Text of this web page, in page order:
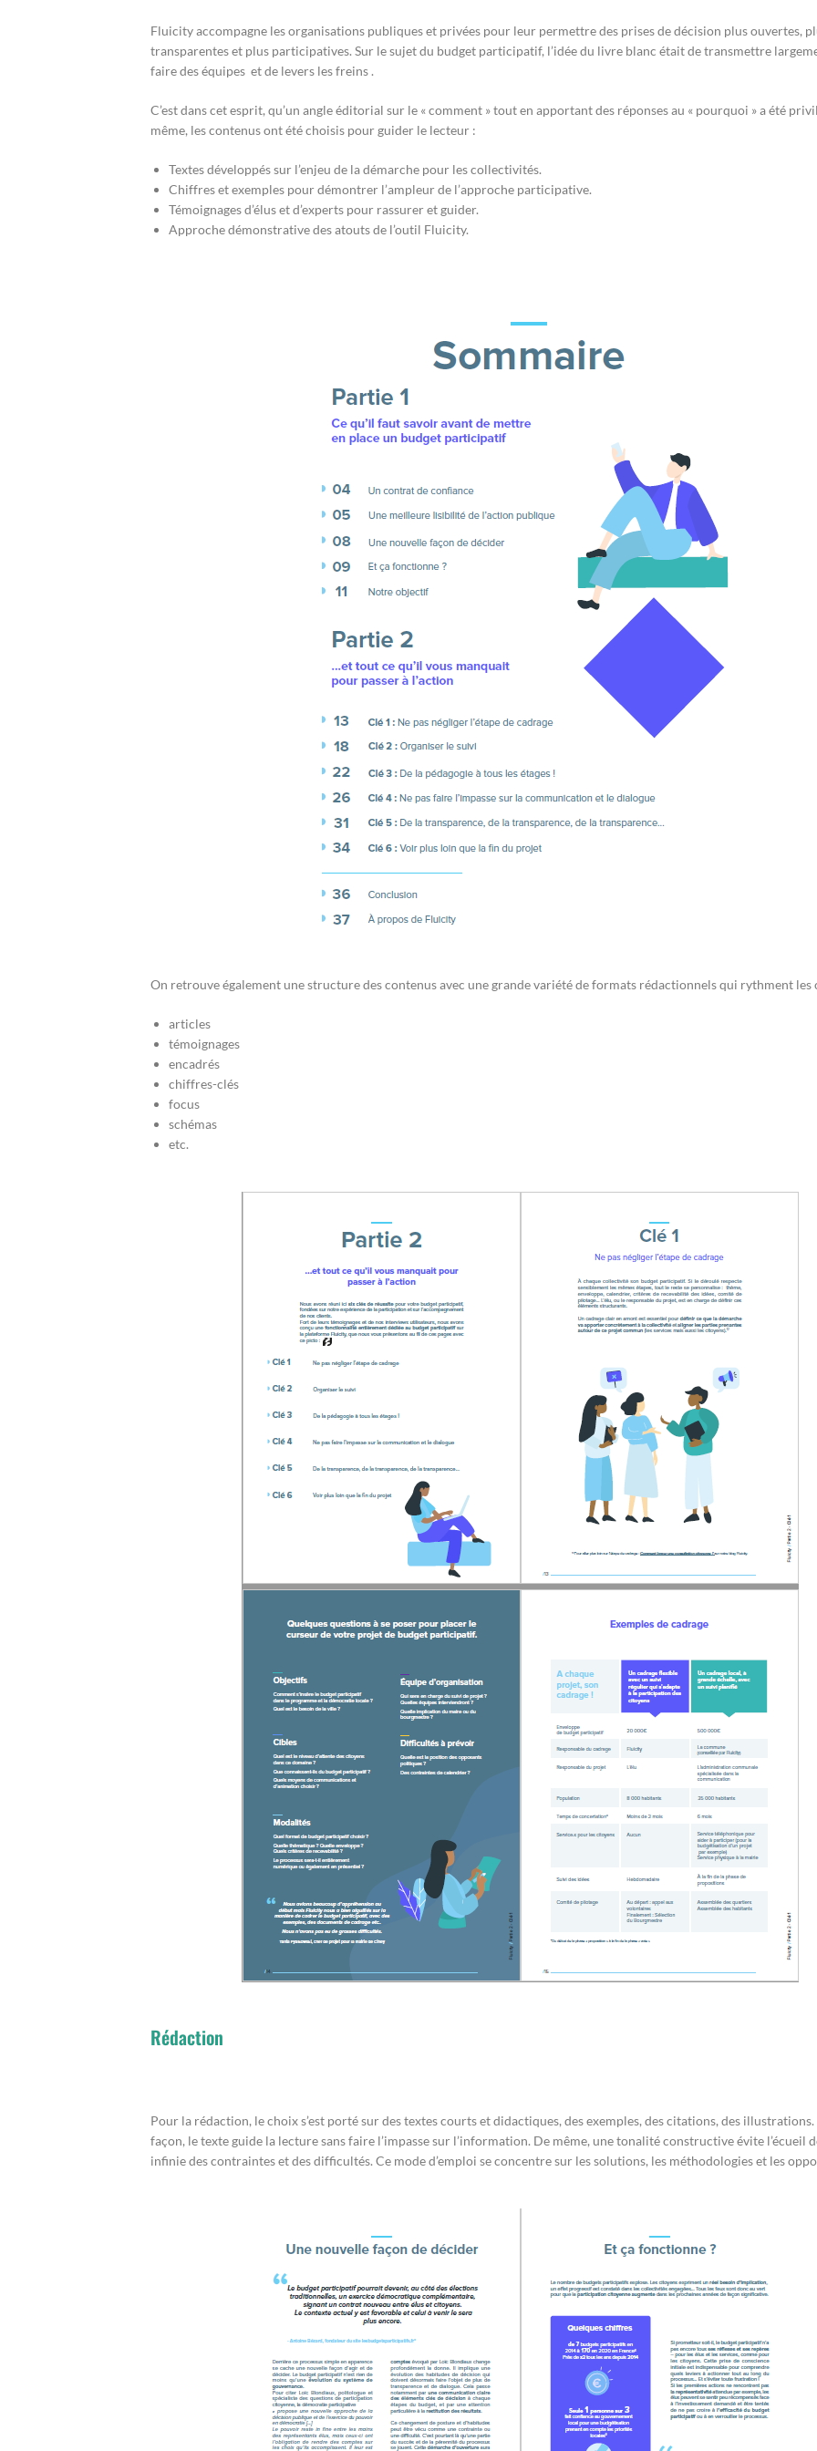
Fluicity accompagne les organisations publiques et privées pour leur permettre des prises de décision plus ouvertes,
transparentes et plus participatives. Sur le sujet du budget participatif, l’idée du livre blanc était de transmettre
faire des équipes et de levers les freins .
C’est dans cet esprit, qu’un angle éditorial sur le « comment » tout en apportant des réponses au « pourquoi »a été
même, les contenus ont été choisis pour guider le lecteur :
Textes développés sur l’enjeu de la démarche pour les collectivités.
Chiffres et exemples pour démontrer l’ampleur de l’approche participative.
Témoignages d’élus et d’experts pour rassurer et guider.
Approche démonstrative des atouts de l’outil Fluicity.
On retrouve également une structure des contenus avec une grande variété de formats rédactionnels qui rythment les
articles
témoignages
encadrés
chiffres-clés
focus
schémas
etc.
Rédaction
Pour la rédaction, le choix s’est porté sur des textes courts et didactiques, des exemples, des citations, des
façon, le texte guide la lecture sans faire l’impasse sur l’information. De même, une tonalité constructive évite l’écueil
infinie des contraintes et des difficultés. Ce mode d’emploi se concentre sur les solutions, les méthodologies et les